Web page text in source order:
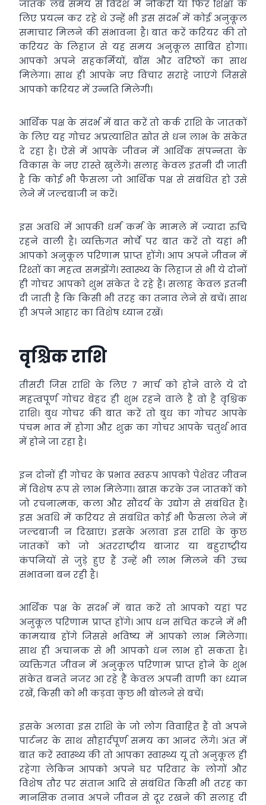
जातक लंबे समय से विदेश में नौकरी या फिर शिक्षा के
लिए प्रयत्न कर रहे थे उन्हें भी इस संदर्भ में कोई अनुकूल
समाचार मिलने की संभावना है। बात करें करियर की तो
करियर के लिहाज से यह समय अनुकूल साबित होगा।
आपको अपने सहकर्मियों, बॉस और वरिष्ठों का साथ
मिलेगा। साथ ही आपके नए विचार सराहे जाएंगे जिससे
आपको करियर में उन्नति मिलेगी।
आर्थिक पक्ष के संदर्भ में बात करें तो कर्क राशि के जातकों
के लिए यह गोचर अप्रत्याशित स्रोत से धन लाभ के संकेत
दे रहा है। ऐसे में आपके जीवन में आर्थिक संपन्नता के
विकास के नए रास्ते खुलेंगे। सलाह केवल इतनी दी जाती
है कि कोई भी फैसला जो आर्थिक पक्ष से संबंधित हो उसे
लेने में जल्दबाजी न करें।
इस अवधि में आपकी धर्म कर्म के मामले में ज्यादा रुचि
रहने वाली है। व्यक्तिगत मोर्चे पर बात करें तो यहां भी
आपको अनुकूल परिणाम प्राप्त होंगे। आप अपने जीवन में
रिश्तों का महत्व समझेंगे। स्वास्थ्य के लिहाज से भी ये दोनों
ही गोचर आपको शुभ संकेत दे रहे हैं। सलाह केवल इतनी
दी जाती है कि किसी भी तरह का तनाव लेने से बचें। साथ
ही अपने आहार का विशेष ध्यान रखें।
वृश्चिक राशि
तीसरी जिस राशि के लिए 7 मार्च को होने वाले ये दो
महत्वपूर्ण गोचर बेहद ही शुभ रहने वाले हैं वो है वृश्चिक
राशि। बुध गोचर की बात करें तो बुध का गोचर आपके
पंचम भाव में होगा और शुक्र का गोचर आपके चतुर्थ भाव
में होने जा रहा है।
इन दोनों ही गोचर के प्रभाव स्वरूप आपको पेशेवर जीवन
में विशेष रूप से लाभ मिलेगा। खास करके उन जातकों को
जो रचनात्मक, कला और सौंदर्य के उद्योग से संबंधित हैं।
इस अवधि में करियर से संबंधित कोई भी फैसला लेने में
जल्दबाजी न दिखाएं। इसके अलावा इस राशि के कुछ
जातकों को जो अंतरराष्ट्रीय बाजार या बहुराष्ट्रीय
कंपनियों से जुड़े हुए हैं उन्हें भी लाभ मिलने की उच्च
संभावना बन रही है।
आर्थिक पक्ष के संदर्भ में बात करें तो आपको यहां पर
अनुकूल परिणाम प्राप्त होंगे। आप धन संचित करने में भी
कामयाब होंगे जिससे भविष्य में आपको लाभ मिलेगा।
साथ ही अचानक से भी आपको धन लाभ हो सकता है।
व्यक्तिगत जीवन में अनुकूल परिणाम प्राप्त होने के शुभ
संकेत बनते नजर आ रहे हैं केवल अपनी वाणी का ध्यान
रखें, किसी को भी कड़वा कुछ भी बोलने से बचें।
इसके अलावा इस राशि के जो लोग विवाहित हैं वो अपने
पार्टनर के साथ सौहार्दपूर्ण समय का आनंद लेंगे। अंत में
बात करें स्वास्थ्य की तो आपका स्वास्थ्य यूं तो अनुकूल ही
रहेगा लेकिन आपको अपने घर परिवार के लोगों और
विशेष तौर पर संतान आदि से संबंधित किसी भी तरह का
मानसिक तनाव अपने जीवन से दूर रखने की सलाह दी